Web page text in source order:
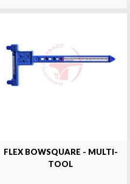
FLEX BOWSQUARE - MULTI-
TOOL